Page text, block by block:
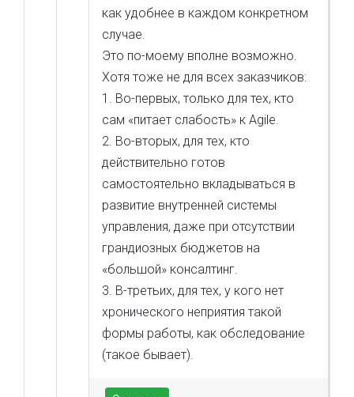
как удобнее в каждом конкретном
случае.
Это по-моему вполне возможно.
Хотя тоже не для всех заказчиков:
1. Во-первых, только для тех, кто
сам «питает слабость» к Agile.
2. Во-вторых, для тех, кто
действительно готов
самостоятельно вкладываться в
развитие внутренней системы
управления, даже при отсутствии
грандиозных бюджетов на
«большой» консалтинг.
3. В-третьих, для тех, у кого нет
хронического неприятия такой
формы работы, как обследование
(такое бывает).